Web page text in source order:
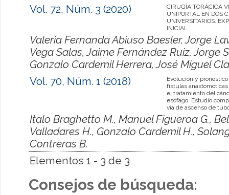
Vol. 72, Núm. 3 (2020)
CIRUGÍA TORÁCICA
UNIPORTAL EN DOS
UNIVERSITARIOS.
INICIAL
Valeria Fernanda Abiuso Baesler, Jorge
Vega Salas, Jaime Fernández Ruiz, Jorge
Gonzalo Cardemil Herrera, José Miguel
Vol. 70, Núm. 1 (2018)
Evolución y
fístulas
el tratamiento del
esófago. Estudio
vía de ascenso de
Italo Braghetto M., Manuel Figueroa G.,
Valladares H., Gonzalo Cardemil H.,
Contreras B.
Elementos 1 - 3 de 3
Consejos de búsqueda: